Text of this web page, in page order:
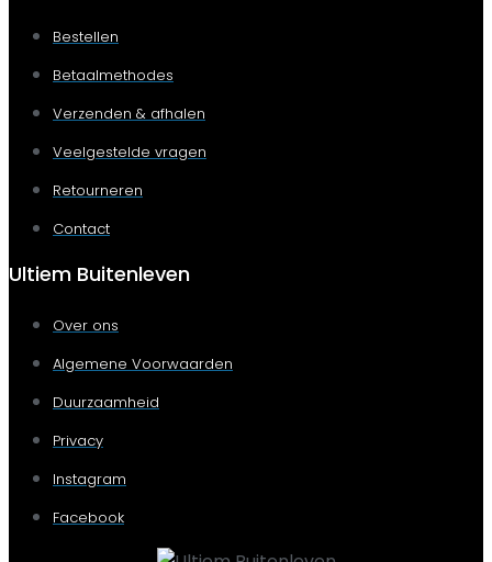
Bestellen
Betaalmethodes
Verzenden & afhalen
Veelgestelde vragen
Retourneren
Contact
Ultiem Buitenleven
Over ons
Algemene Voorwaarden
Duurzaamheid
Privacy
Instagram
Facebook